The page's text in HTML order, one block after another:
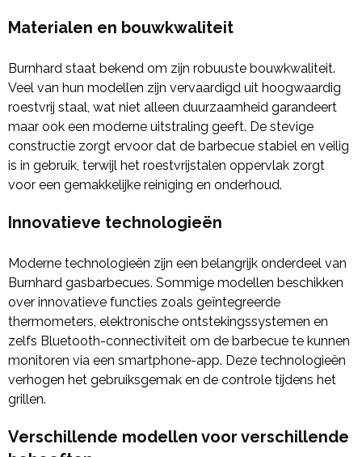
Materialen en bouwkwaliteit
Burnhard staat bekend om zijn robuuste bouwkwaliteit.
Veel van hun modellen zijn vervaardigd uit hoogwaardig
roestvrij staal, wat niet alleen duurzaamheid garandeert
maar ook een moderne uitstraling geeft. De stevige
constructie zorgt ervoor dat de barbecue stabiel en veilig
is in gebruik, terwijl het roestvrijstalen oppervlak zorgt
voor een gemakkelijke reiniging en onderhoud.
Innovatieve technologieën
Moderne technologieën zijn een belangrijk onderdeel van
Burnhard gasbarbecues. Sommige modellen beschikken
over innovatieve functies zoals geïntegreerde
thermometers, elektronische ontstekingssystemen en
zelfs Bluetooth-connectiviteit om de barbecue te kunnen
monitoren via een smartphone-app. Deze technologieën
verhogen het gebruiksgemak en de controle tijdens het
grillen.
Verschillende modellen voor verschillende